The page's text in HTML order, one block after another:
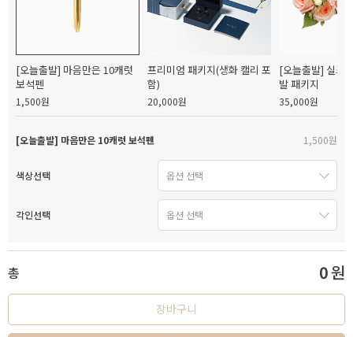
[오늘출발] 마음만은 10캐럿
보석펜
1,500원
프리미엄 패키지(생화 캘리 포
함)
20,000원
[오늘출발] 실크
발 패키지
35,000원
[오늘출발] 마음만은 10캐럿 보석펜 1,500원
색상선택
각인선택
총 0원
장바구니